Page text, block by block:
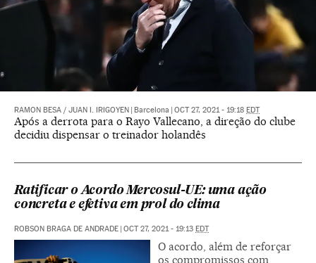
RAMON BESA / JUAN I. IRIGOYEN Barcelona OCT 27, 2021 - 19:18 EDT
Após a derrota para o Rayo Vallecano, a direção do clube
decidiu dispensar o treinador holandês
Ratificar o Acordo Mercosul-UE: uma ação
concreta e efetiva em prol do clima
ROBSON BRAGA DE ANDRADE OCT 27, 2021 - 19:13 EDT
O acordo, além de reforçar
os compromissos com